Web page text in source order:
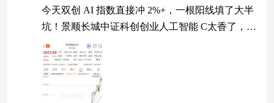
今天双创 AI 指数直接冲 2%+，一根阳线填了大半
坑！景顺长城中证科创创业人工智能 C太香了，双
创 AI 核心标的打包带走，费率低、满 7 天免赎回
费，波段操作超灵活。昨天砸盘就是机会，趁刚起
涨蹲进去，别等连阳再追高！$景顺长城中证科创
创业人工智能ETF联接C$